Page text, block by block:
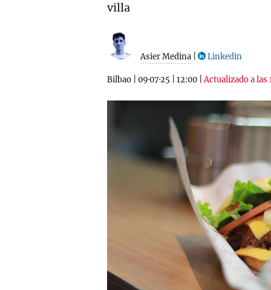
villa
Asier Medina Linkedin
Bilbao 09·07·25 12:00 |Actualizado a las